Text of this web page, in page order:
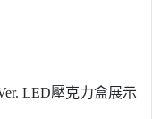
LED壓克力盒展示